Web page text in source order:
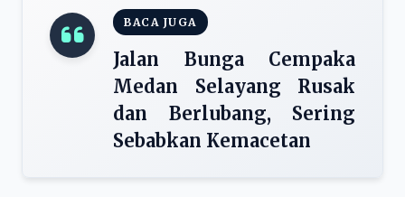
BACA JUGA
Jalan Bunga Cempaka
Medan Selayang Rusak
dan Berlubang, Sering
Sebabkan Kemacetan